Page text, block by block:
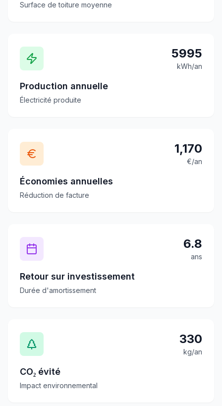
Surface de toiture moyenne
5995
kWh/an
Production annuelle
Électricité produite
1,170
€/an
Économies annuelles
Réduction de facture
6.8
ans
Retour sur investissement
Durée d'amortissement
330
kg/an
CO₂ évité
Impact environnemental